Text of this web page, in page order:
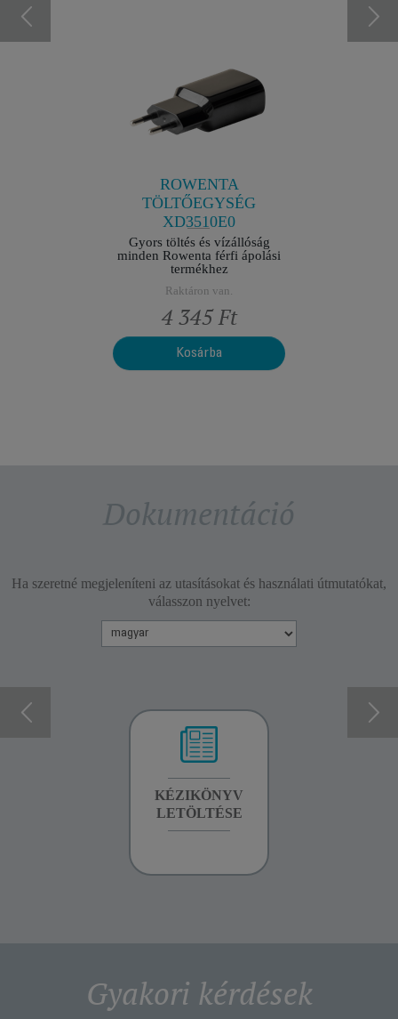
ROWENTA
TÖLTŐEGYSÉG
XD3510E0
Gyors töltés és vízállóság
minden Rowenta férfi ápolási
termékhez
Raktáron van.
4 345 Ft
Kosárba
Dokumentáció
Ha szeretné megjeleníteni az utasításokat és használati útmutatókat,
válasszon nyelvet:
KÉZIKÖNYV
LETÖLTÉSE
Gyakori kérdések